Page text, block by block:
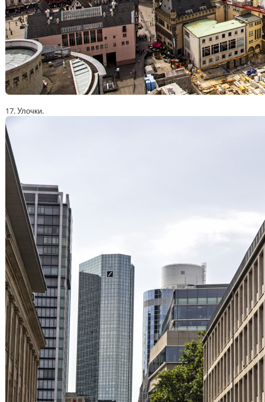
17. Улочки.